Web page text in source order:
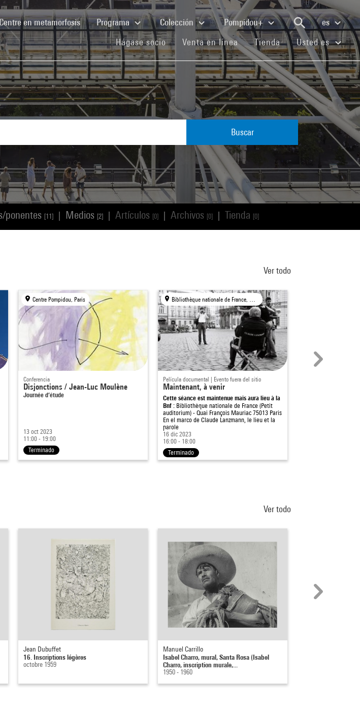
en metamorfosis(current)Programa Colección Pompidou+
es
Hágase socio(current)Venta en línea(current)
Tienda(current)Usted es
Buscar
ponentes [11] Medios [2] Artículos [0] Archivos [0] Tienda [0]
Ver todo
Centre Pompidou, Paris
Conferencia
Disjonctions / Jean-Luc Moulène
Journée d’étude
13 oct 2023
11:00 - 19:00
Terminado
Bibliothèque nationale de France, Paris
Película documental | Evento fuera del sitio
Maintenant, à venir
Cette séance est maintenue mais aura lieu à la
Bnf :Bibliothèque nationale de France (Petit
auditorium) - Quai François Mauriac 75013 Paris
En el marco de Claude Lanzmann, le lieu et la
parole
16 dic 2023
16:00 - 18:00
Terminado
Ver todo
Jean Dubuffet
16. Inscriptions légères
octobre 1959
Manuel Carrillo
Isabel Charro, mural, Santa Rosa (Isabel
Charro, inscription murale,...
1950 - 1960